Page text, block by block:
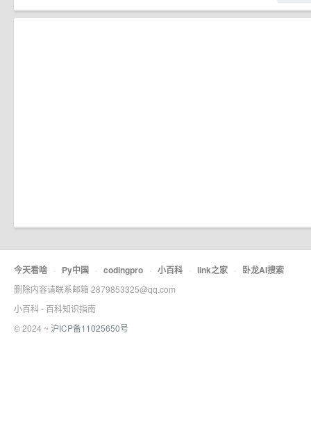
今天看啥 · Py中国 · codingpro · 小百科 · link之家 · 卧龙AI搜索
删除内容请联系邮箱 2879853325@qq.com
小百科 - 百科知识指南
© 2024 ~ 沪ICP备11025650号